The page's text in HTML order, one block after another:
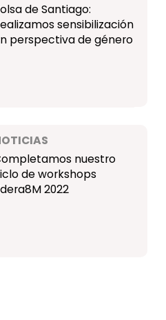
de Santiago:
sensibilización
perspectiva de género
nuestro
de workshops
2022